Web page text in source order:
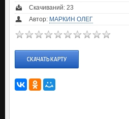
Скачиваний: 23
Автор: МАРКИН ОЛЕГ
СКАЧАТЬ КАРТУ